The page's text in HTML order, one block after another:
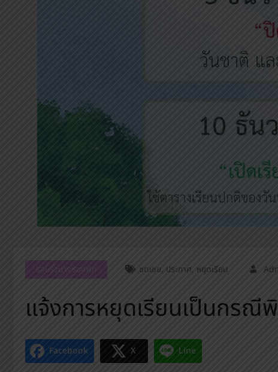
รอบรั้วนางรองพิท ชดเชย, ประกาศ, หยุดเรียน
แจ้งการหยุดเรียนเป็นกรณี
Facebook X Line